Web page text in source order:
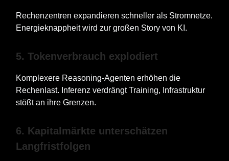
Rechenzentren expandieren schneller als Stromnetze.
Energieknappheit wird zur großen Story von KI.
5. Tokenverbrauch explodiert
Komplexere Reasoning-Agenten erhöhen die
Rechenlast. Inferenz verdrängt Training, Infrastruktur
stößt an ihre Grenzen.
6. Kapitalmärkte unterschätzen
Langfristfolgen